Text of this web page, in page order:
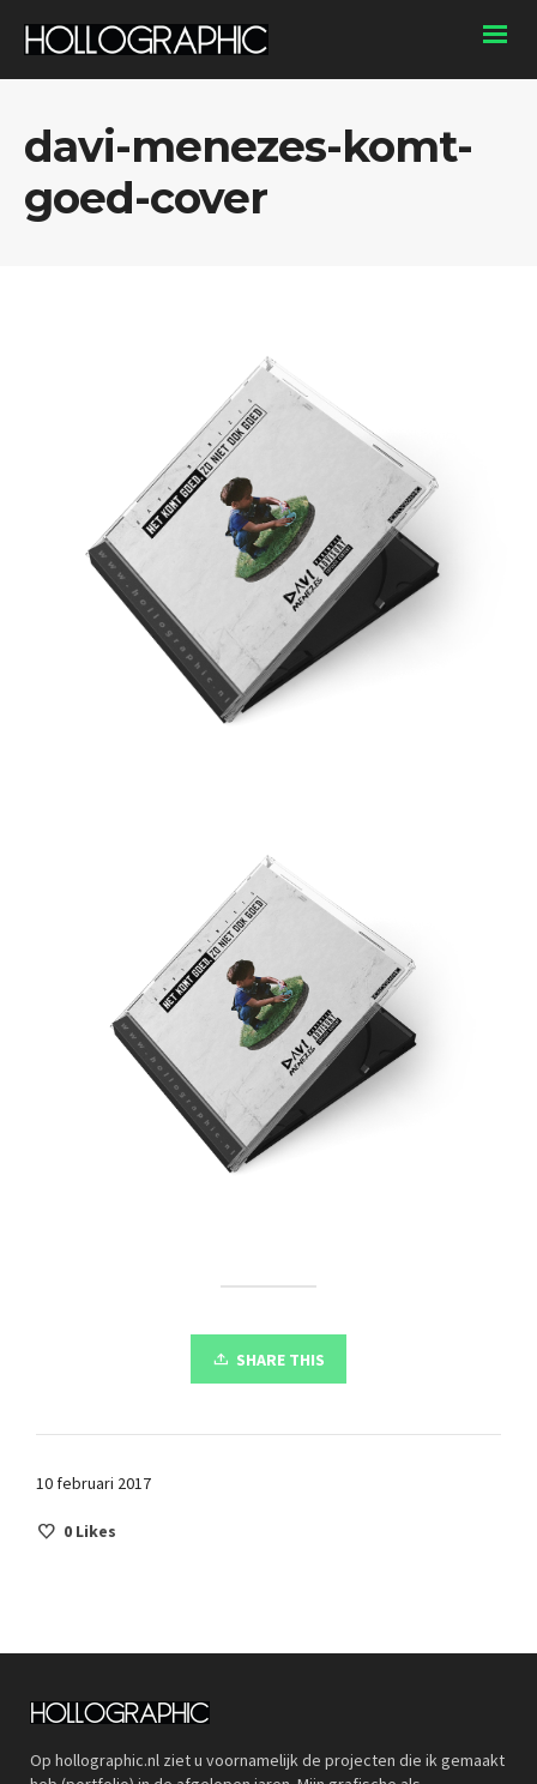
davi-menezes-komt-
goed-cover
SHARE THIS
10 februari 2017
0 Likes
Op hollographic.nl ziet u voornamelijk de projecten die ik gemaakt